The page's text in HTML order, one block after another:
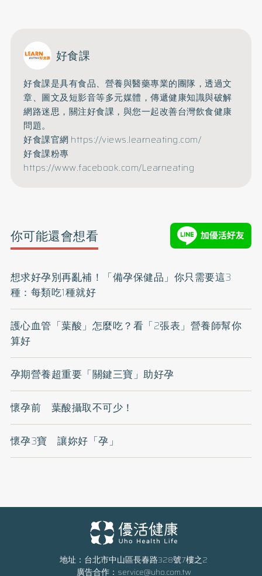
好食課
好食課是具有食品、營養與醫藥專業的團隊，透過文
章、圖文及短影音等多元媒體，傳遞健康知識與破解
網路迷思，關注好食課，與您一起改善台灣飲食健康
問題。
好食課官網 https://views.learneating.com/
好食課粉專
https://www.facebook.com/Learneating
你可能還會想看
想求好孕別再亂補！「備孕保健品」你只需要這3
種：每類吃1種就好
護心血管「葉酸」怎麼吃？看「2張表」營養師幫你
算好
孕期營養超重要「關鍵三寶」助好孕
懷孕前 葉酸攝取不可少！
懷孕3寶 讓妳好「孕」
地址：台北市中山區長春路328號7樓之2
廣告合作： service@uho.com.tw